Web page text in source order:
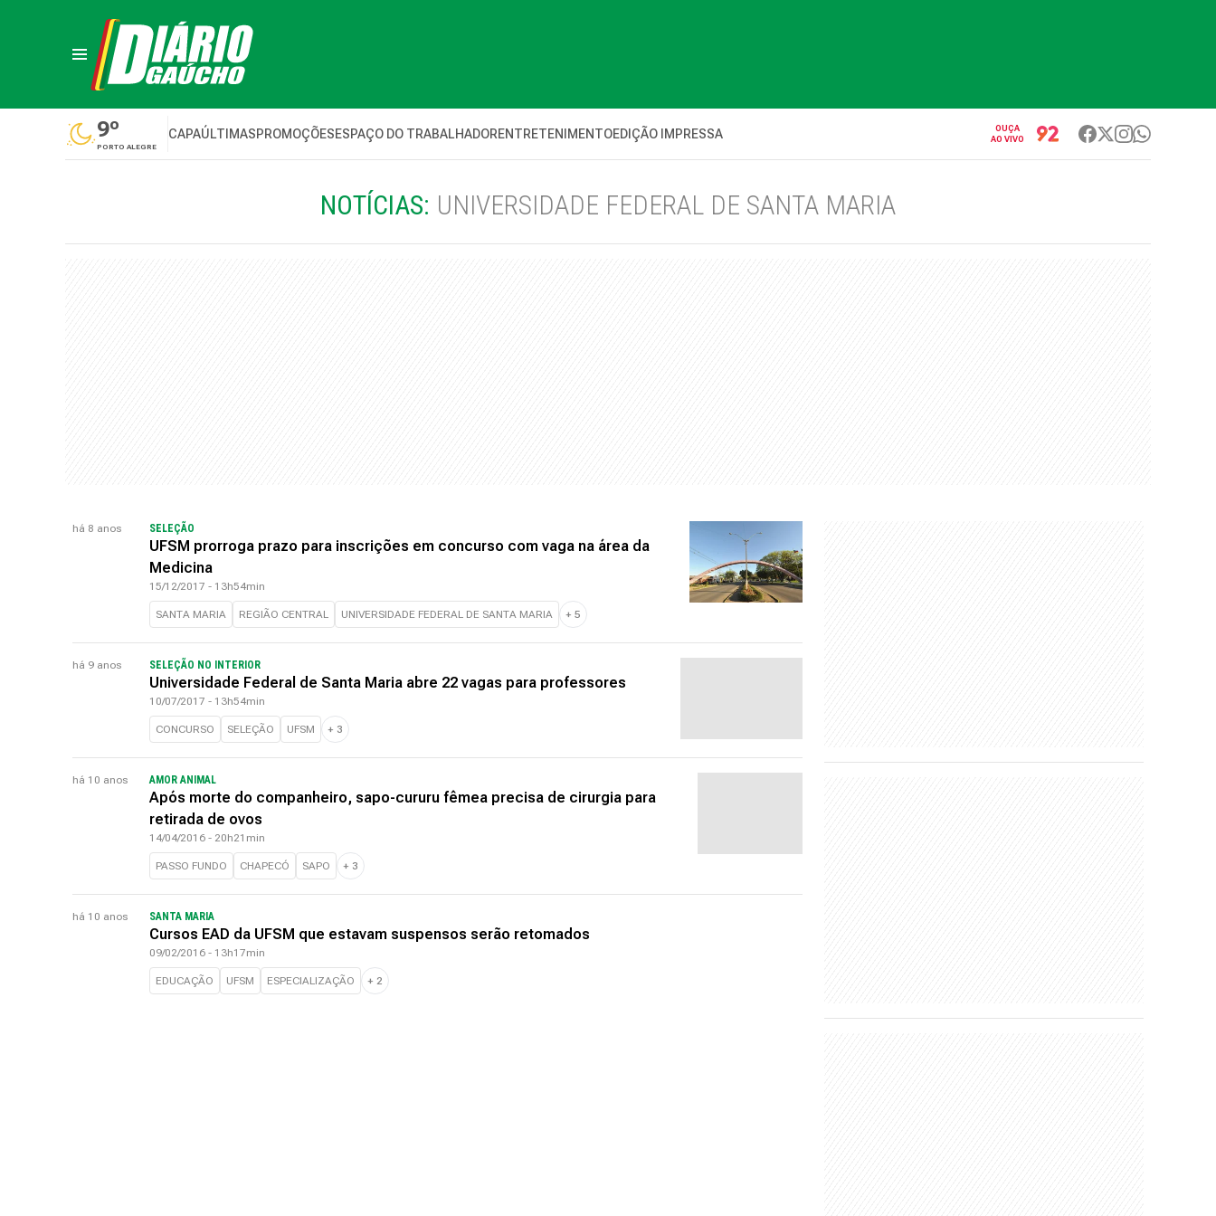
9º
PORTO ALEGRE
CAPAÚLTIMASPROMOÇÕESESPAÇO DO TRABALHADORENTRETENIMENTOEDIÇÃO IMPRESSA
OUÇA
AO VIVO
NOTÍCIAS: UNIVERSIDADE FEDERAL DE SANTA MARIA
há 8 anos SELEÇÃO
UFSM prorroga prazo para inscrições em concurso com vaga na área da
Medicina
15/12/2017 - 13h54min
SANTA MARIA REGIÃO CENTRAL UNIVERSIDADE FEDERAL DE SANTA MARIA + 5
há 9 anos SELEÇÃO NO INTERIOR
Universidade Federal de Santa Maria abre 22 vagas para professores
10/07/2017 - 13h54min
CONCURSO SELEÇÃO UFSM + 3
há 10 anos AMOR ANIMAL
Após morte do companheiro, sapo-cururu fêmea precisa de cirurgia para
retirada de ovos
14/04/2016 - 20h21min
PASSO FUNDO CHAPECÓ SAPO + 3
há 10 anos SANTA MARIA
Cursos EAD da UFSM que estavam suspensos serão retomados
09/02/2016 - 13h17min
EDUCAÇÃO UFSM ESPECIALIZAÇÃO + 2